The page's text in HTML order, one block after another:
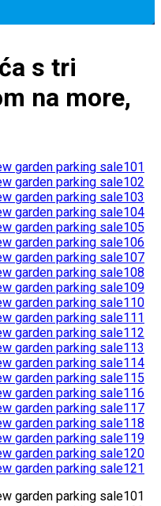
s tri
na more,